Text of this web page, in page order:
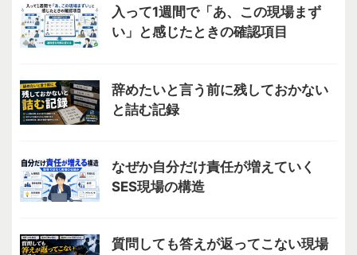
入って1週間で「あ、この現場まず
い」と感じたときの確認項目
辞めたいと言う前に残しておかない
と詰む記録
なぜか自分だけ責任が増えていく
SES現場の構造
質問しても答えが返ってこない現場